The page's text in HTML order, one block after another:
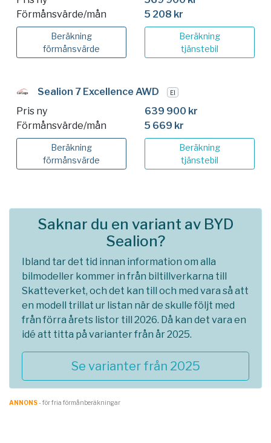
Förmånsvärde/mån
5 208 kr
Beräkning
förmånsvärde
Beräkning
tjänstebil
Sealion 7 Excellence AWD El
Pris ny
639 900 kr
Förmånsvärde/mån
5 669 kr
Beräkning
förmånsvärde
Beräkning
tjänstebil
Saknar du en variant av BYD
Sealion?
Ibland tar det tid innan information om alla
bilmodeller kommer in från biltillverkarna till
Skatteverket, och det kan till och med vara så att
en modell trillat ur listan när de skulle följt med
från förra årets listor till 2026. Då kan det vara en
idé att titta på varianter från år 2025.
Se varianter från 2025
ANNONS- för fria förmånberäkningar